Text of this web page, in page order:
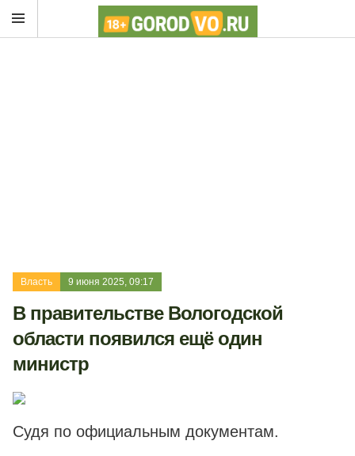
Власть 9 июня 2025, 09:17
В правительстве Вологодской
области появился ещё один
министр
Судя по официальным документам.